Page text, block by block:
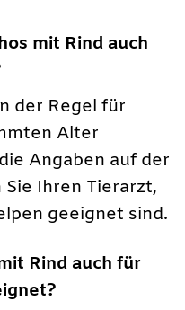
mit Rind auch
der Regel für
Alter
Angaben auf der
Ihren Tierarzt,
geeignet sind.
Rind auch für